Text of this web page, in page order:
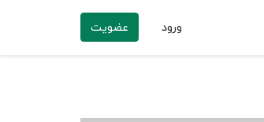
ورود عضویت